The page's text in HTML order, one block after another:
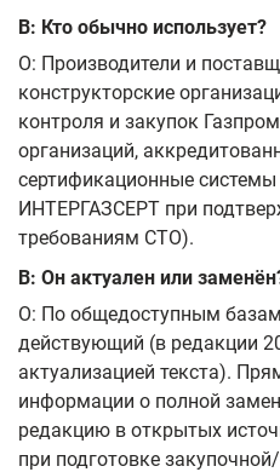
В: Кто обычно использует?
О: Производители и
конструкторские
контроля и закупок
организаций,
сертификационные
ИНТЕРГАЗСЕРТ при
требованиям СТО).
В: Он актуален или
О: По общедоступным
действующий (в редакции
актуализацией текста).
информации о полной
редакцию в открытых
при подготовке